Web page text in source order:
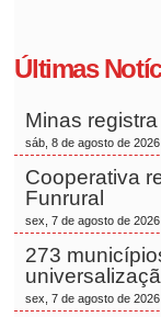
Últimas
Minas
sáb, 8 de agosto de 2026
Cooperativa
Funrural
sex, 7 de agosto de 2026
273
sex, 7 de agosto de 2026